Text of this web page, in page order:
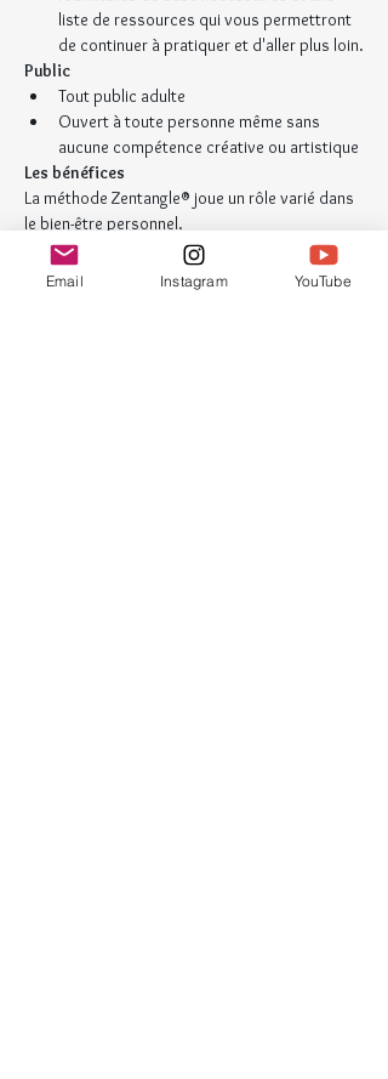
liste de ressources qui vous permettront
de continuer à pratiquer et d'aller plus loin.
Public
Tout public adulte
Ouvert à toute personne même sans
aucune compétence créative ou artistique
​Les bénéfices
La méthode Zentangle® joue un rôle varié dans
le bien-être personnel.
créativité et inspiration ;
confiance ;
Email Instagram YouTube